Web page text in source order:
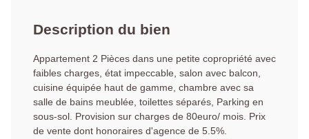
Description du bien
Appartement 2 Pièces dans une petite copropriété avec
faibles charges, état impeccable, salon avec balcon,
cuisine équipée haut de gamme, chambre avec sa
salle de bains meublée, toilettes séparés, Parking en
sous-sol. Provision sur charges de 80euro/ mois. Prix
de vente dont honoraires d'agence de 5.5%.